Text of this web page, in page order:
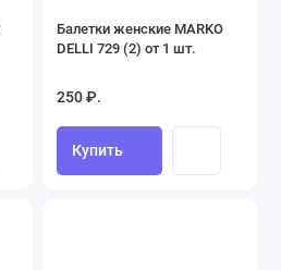
Балетки женские MARKO
DELLI 729 (2) от 1 шт.
250 ₽.
Купить